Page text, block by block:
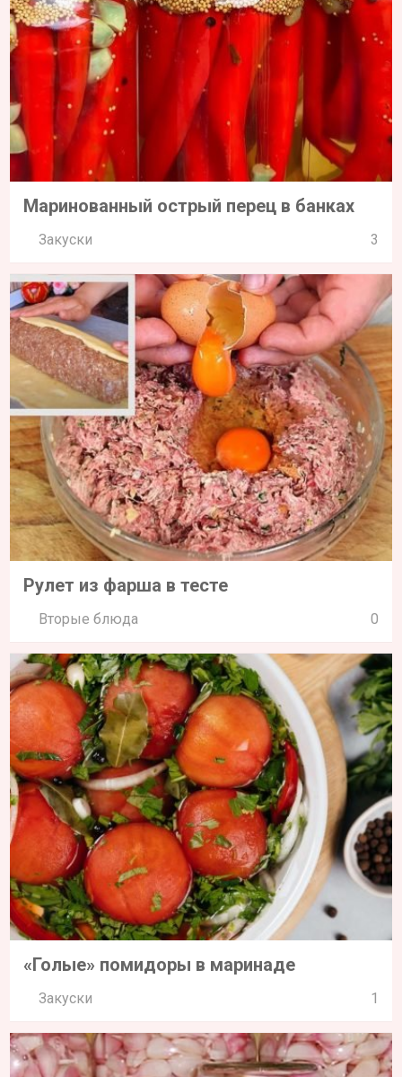
Маринованный острый перец в банках
Закуски 3
Рулет из фарша в тесте
Вторые блюда 0
«Голые» помидоры в маринаде
Закуски 1